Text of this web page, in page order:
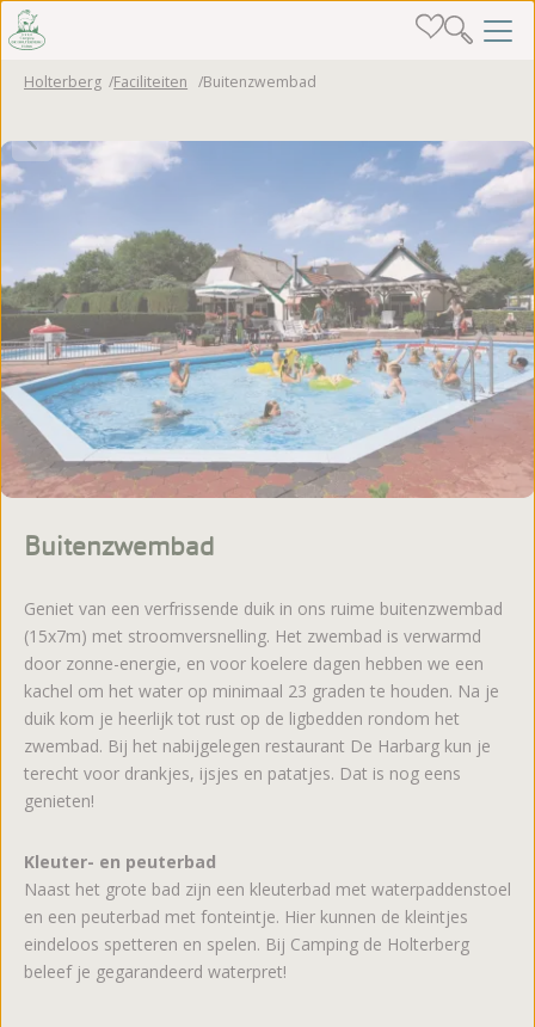
Holterberg Faciliteiten Buitenzwembad
Buitenzwembad
Geniet van een verfrissende duik in ons ruime buitenzwembad
(15x7m) met stroomversnelling. Het zwembad is verwarmd
door zonne-energie, en voor koelere dagen hebben we een
kachel om het water op minimaal 23 graden te houden. Na je
duik kom je heerlijk tot rust op de ligbedden rondom het
zwembad. Bij het nabijgelegen restaurant De Harbarg kun je
terecht voor drankjes, ijsjes en patatjes. Dat is nog eens
genieten!
Kleuter- en peuterbad
Naast het grote bad zijn een kleuterbad met waterpaddenstoel
en een peuterbad met fonteintje. Hier kunnen de kleintjes
eindeloos spetteren en spelen. Bij Camping de Holterberg
beleef je gegarandeerd waterpret!